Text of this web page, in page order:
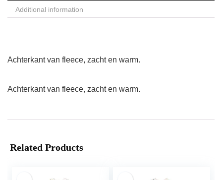
Additional information
Achterkant van fleece, zacht en warm.
Achterkant van fleece, zacht en warm.
Related Products